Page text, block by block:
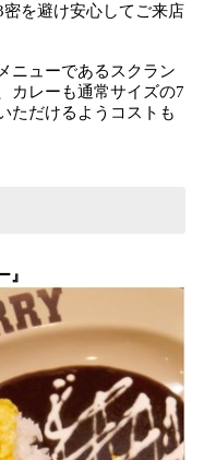
を避け安心してご来店
ニューであるスクラン
カレーも通常サイズの7
ただけるようコストも